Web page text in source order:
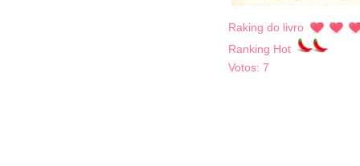
Raking do livro
Ranking Hot
Votos: 7